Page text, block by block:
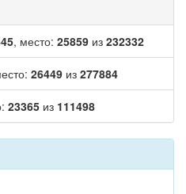
, место: 25859 из 232332
26449 из 277884
23365 из 111498